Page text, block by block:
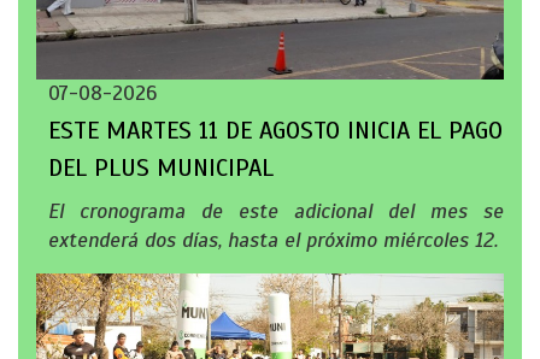
07-08-2026
ESTE MARTES 11 DE AGOSTO INICIA EL PAGO
DEL PLUS MUNICIPAL
El cronograma de este adicional del mes se
extenderá dos días, hasta el próximo miércoles 12.